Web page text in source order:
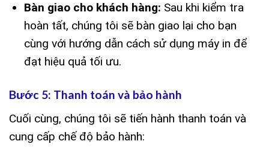
Bàn giao cho khách hàng: Sau khi kiểm tra
hoàn tất, chúng tôi sẽ bàn giao lại cho bạn
cùng với hướng dẫn cách sử dụng máy in để
đạt hiệu quả tối ưu.
Bước 5: Thanh toán và bảo hành
Cuối cùng, chúng tôi sẽ tiến hành thanh toán và
cung cấp chế độ bảo hành: